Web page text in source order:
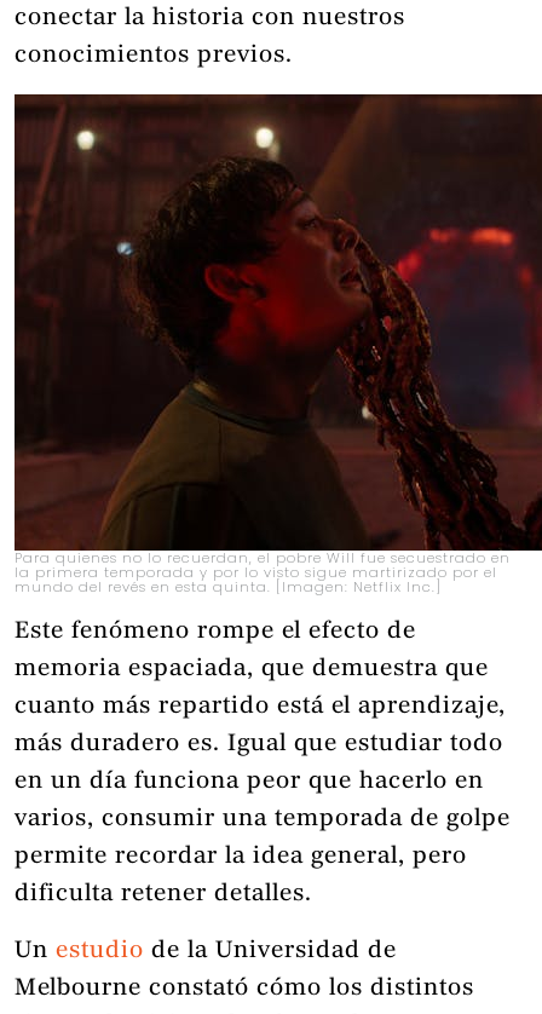
conectar la historia con nuestros
conocimientos previos.
Para quienes no lo recuerdan, el pobre Will fue secuestrado en
la primera temporada y por lo visto sigue martirizado por el
mundo del revés en esta quinta. [Imagen: Netflix Inc.]
Este fenómeno rompe el efecto de
memoria espaciada, que demuestra que
cuanto más repartido está el aprendizaje,
más duradero es. Igual que estudiar todo
en un día funciona peor que hacerlo en
varios, consumir una temporada de golpe
permite recordar la idea general, pero
dificulta retener detalles.
Un estudio de la Universidad de
Melbourne constató cómo los distintos